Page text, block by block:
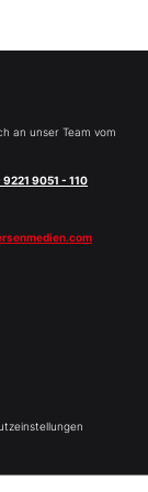
an unser Team vom
9051 - 110